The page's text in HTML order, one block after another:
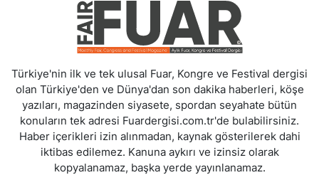
Türkiye'nin ilk ve tek ulusal Fuar, Kongre ve Festival dergisi
olan Türkiye'den ve Dünya'dan son dakika haberleri, köşe
yazıları, magazinden siyasete, spordan seyahate bütün
konuların tek adresi Fuardergisi.com.tr'de bulabilirsiniz.
Haber içerikleri izin alınmadan, kaynak gösterilerek dahi
iktibas edilemez. Kanuna aykırı ve izinsiz olarak
kopyalanamaz, başka yerde yayınlanamaz.